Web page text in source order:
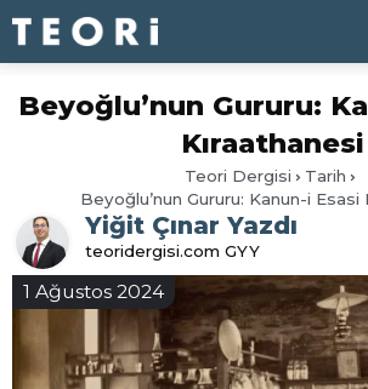
Beyoğlu’nun Gururu:
Kıraathanesi
Teori Dergisi
Tarih
Beyoğlu’nun Gururu: Kanun-i Esasi
Yiğit Çınar Yazdı
teoridergisi.com GYY
1 Ağustos 2024